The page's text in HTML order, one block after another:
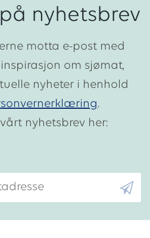
nyhetsbrev
motta e-post med
om sjømat,
nyheter i henhold
.
nyhetsbrev her: